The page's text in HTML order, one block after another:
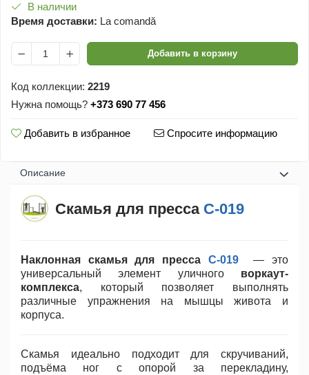
В наличии
Время доставки: La comandă
Добавить в корзину
Код коллекции: 2219
Нужна помощь? +373 690 77 456
Добавить в избранное Спросите информацию
Oписание
Скамья для пресса С-019
Наклонная скамья для пресса C-019— это
универсальный элемент уличного воркаут-
комплекса, который позволяет выполнять
различные упражнения на мышцы живота и
корпуса.
Скамья идеально подходит для скручиваний,
подъёма ног с опорой за перекладину,